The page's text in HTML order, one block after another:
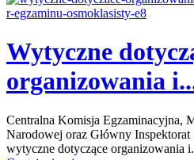
Wytyczne
organizowania
Centralna Komisja Egzaminacyjna,
Narodowej oraz Główny
wytyczne dotyczące organizowania